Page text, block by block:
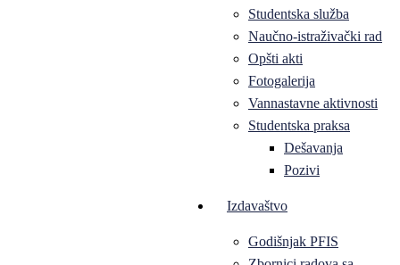
Studentska služba
Naučno-istraživački rad
Opšti akti
Fotogalerija
Vannastavne aktivnosti
Studentska praksa
Dešavanja
Pozivi
Izdavaštvo
Godišnjak PFIS